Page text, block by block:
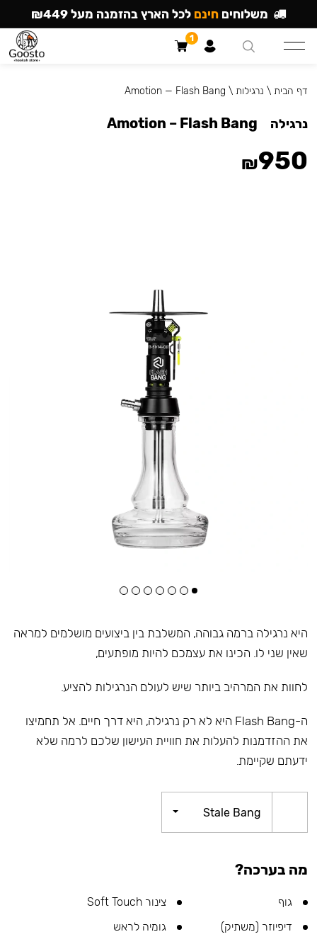
היא נרגילה ברמה גבוהה, המשלבת בין ביצועים מושלמים למראה
שאין שני לו. הכינו את עצמכם להיות מופתעים,
לחוות את המרהיב ביותר שיש לעולם הנרגילות להציע.
ה-Flash Bang היא לא רק נרגילה, היא דרך חיים. אל תחמיצו
את ההזדמנות להעלות את חוויית העישון שלכם לרמה שלא
ידעתם שקיימת.
Stale Bang
מה בערכה?
גוף
צינור Soft Touch
דיפיוזר (משתיק)
גומיה לראש
דף הבית \ נרגילות \
Amotion — Flash Bang
נרגילה Amotion – Flash Bang
₪950
משלוחים חינם לכל הארץ בהזמנה מעל ₪449
1